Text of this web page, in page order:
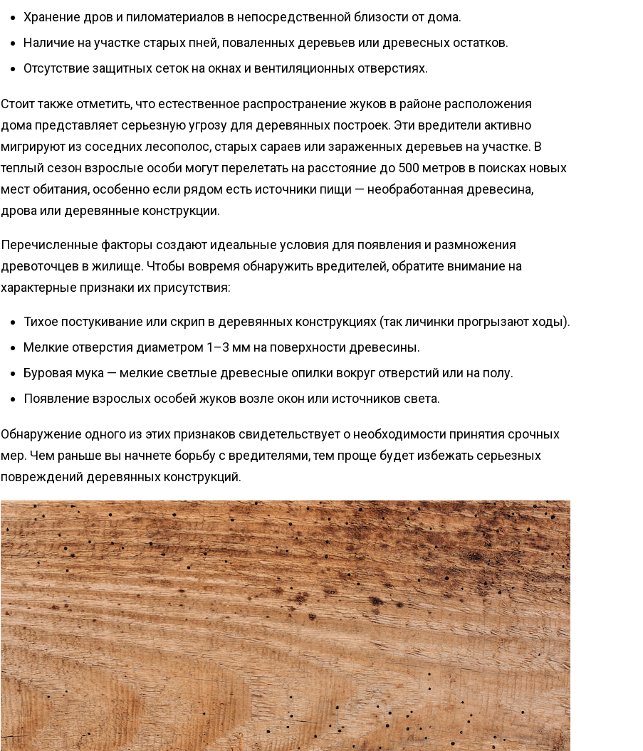
Хранение дров и пиломатериалов в непосредственной близости от дома.
Наличие на участке старых пней, поваленных деревьев или древесных остатков.
Отсутствие защитных сеток на окнах и вентиляционных отверстиях.
Стоит также отметить, что естественное распространение жуков в районе расположения
дома представляет серьезную угрозу для деревянных построек. Эти вредители активно
мигрируют из соседних лесополос, старых сараев или зараженных деревьев на участке. В
теплый сезон взрослые особи могут перелетать на расстояние до 500 метров в поисках новых
мест обитания, особенно если рядом есть источники пищи — необработанная древесина,
дрова или деревянные конструкции.
Перечисленные факторы создают идеальные условия для появления и размножения
древоточцев в жилище. Чтобы вовремя обнаружить вредителей, обратите внимание на
характерные признаки их присутствия:
Тихое постукивание или скрип в деревянных конструкциях (так личинки прогрызают ходы).
Мелкие отверстия диаметром 1–3 мм на поверхности древесины.
Буровая мука — мелкие светлые древесные опилки вокруг отверстий или на полу.
Появление взрослых особей жуков возле окон или источников света.
Обнаружение одного из этих признаков свидетельствует о необходимости принятия срочных
мер. Чем раньше вы начнете борьбу с вредителями, тем проще будет избежать серьезных
повреждений деревянных конструкций.